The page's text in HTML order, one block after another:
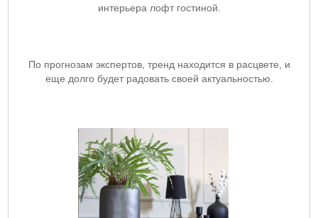
интерьера лофт гостиной.
По прогнозам экспертов, тренд находится в расцвете, и
еще долго будет радовать своей актуальностью.